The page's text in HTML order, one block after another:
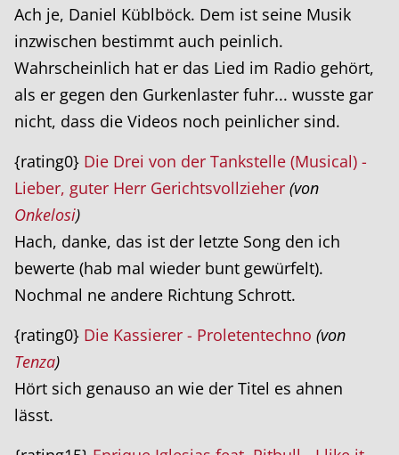
Ach je, Daniel Küblböck. Dem ist seine Musik
inzwischen bestimmt auch peinlich.
Wahrscheinlich hat er das Lied im Radio gehört,
als er gegen den Gurkenlaster fuhr... wusste gar
nicht, dass die Videos noch peinlicher sind.
{rating0} Die Drei von der Tankstelle (Musical) -
Lieber, guter Herr Gerichtsvollzieher (von
Onkelosi)
Hach, danke, das ist der letzte Song den ich
bewerte (hab mal wieder bunt gewürfelt).
Nochmal ne andere Richtung Schrott.
{rating0} Die Kassierer - Proletentechno (von
Tenza)
Hört sich genauso an wie der Titel es ahnen
lässt.